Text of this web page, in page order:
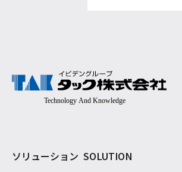
ソリューション SOLUTION